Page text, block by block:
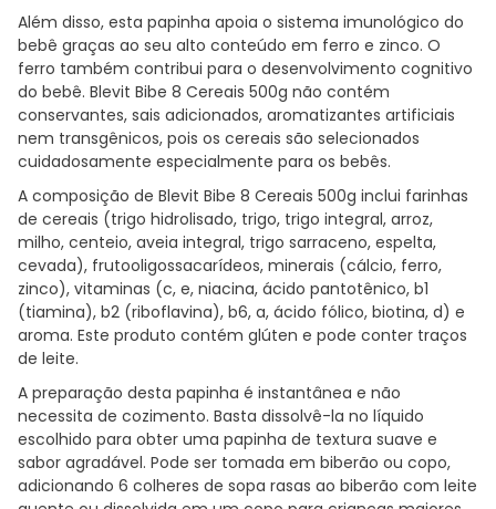
Além disso, esta papinha apoia o sistema imunológico do
bebê graças ao seu alto conteúdo em ferro e zinco. O
ferro também contribui para o desenvolvimento cognitivo
do bebê. Blevit Bibe 8 Cereais 500g não contém
conservantes, sais adicionados, aromatizantes artificiais
nem transgênicos, pois os cereais são selecionados
cuidadosamente especialmente para os bebês.
A composição de Blevit Bibe 8 Cereais 500g inclui farinhas
de cereais (trigo hidrolisado, trigo, trigo integral, arroz,
milho, centeio, aveia integral, trigo sarraceno, espelta,
cevada), frutooligossacarídeos, minerais (cálcio, ferro,
zinco), vitaminas (c, e, niacina, ácido pantotênico, b1
(tiamina), b2 (riboflavina), b6, a, ácido fólico, biotina, d) e
aroma. Este produto contém glúten e pode conter traços
de leite.
A preparação desta papinha é instantânea e não
necessita de cozimento. Basta dissolvê-la no líquido
escolhido para obter uma papinha de textura suave e
sabor agradável. Pode ser tomada em biberão ou copo,
adicionando 6 colheres de sopa rasas ao biberão com leite